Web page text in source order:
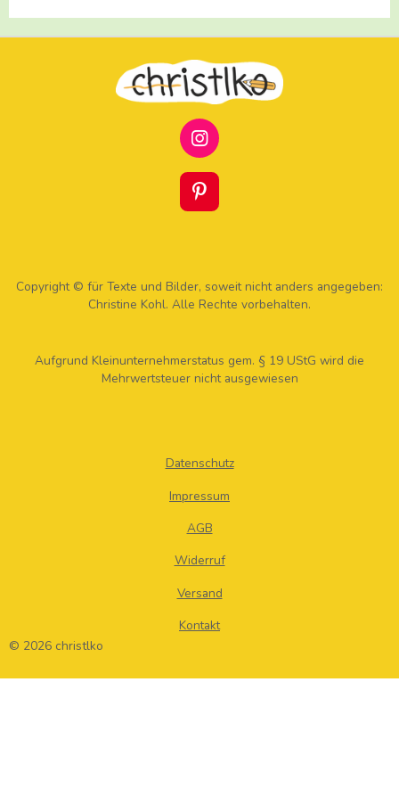
I
N
S
T
A
M
P
I
R
E
Copyright © für Texte und Bilder, soweit nicht anders angegeben:
Christine Kohl. Alle Rechte vorbehalten.
Aufgrund Kleinunternehmerstatus gem. § 19 UStG wird die
Mehrwertsteuer nicht ausgewiesen
Datenschutz
Impressum
AGB
Widerruf
Versand
Kontakt
© 2026 christlko